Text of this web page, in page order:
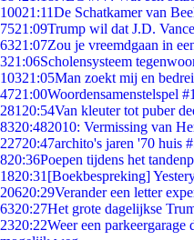
10021:11De Schatkamer van
7521:09Trump wil dat J.D.
6321:07Zou je vreemdgaan in
321:06Scholensysteem
10321:05Man zoekt mij en
4721:00Woordensamenstelspel
281 20:54Van kleuter tot puber
8320:482010: Vermissing van
22720:47archito's jaren '70 huis
820:36Poepen tijdens het
1820:31 [Boekbespreking]
20620:29Verander een letter
6320:27Het grote dagelijkse
2320:22Weer een